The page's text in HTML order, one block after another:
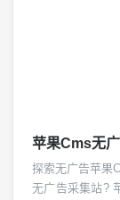
苹果Cms无
探索无广告苹果CMS
无广告采集站?